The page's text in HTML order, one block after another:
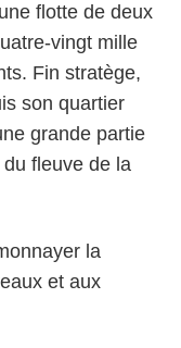
flotte de deux
vingt mille
Fin stratège,
son quartier
grande partie
fleuve de la
la
et aux